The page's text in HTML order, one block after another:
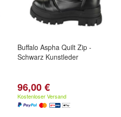
Buffalo Aspha Quilt Zip -
Schwarz Kunstleder
96,00 €
Kostenloser Versand